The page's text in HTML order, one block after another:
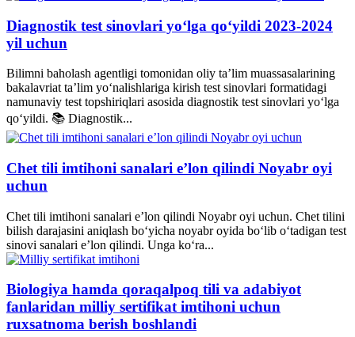
Diagnostik test sinovlari yo‘lga qo‘yildi 2023-2024
yil uchun
Bilimni baholash agentligi tomonidan oliy ta’lim muassasalarining
bakalavriat ta’lim yo‘nalishlariga kirish test sinovlari formatidagi
namunaviy test topshiriqlari asosida diagnostik test sinovlari yo‘lga
qo‘yildi. 📚 Diagnostik...
Chet tili imtihoni sanalari e’lon qilindi Noyabr oyi
uchun
Chet tili imtihoni sanalari e’lon qilindi Noyabr oyi uchun. Chet tilini
bilish darajasini aniqlash bo‘yicha noyabr oyida bo‘lib o‘tadigan test
sinovi sanalari e’lon qilindi. Unga ko‘ra...
Biologiya hamda qoraqalpoq tili va adabiyot
fanlaridan milliy sertifikat imtihoni uchun
ruxsatnoma berish boshlandi